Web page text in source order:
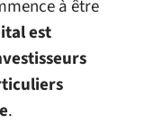
à être
est
.